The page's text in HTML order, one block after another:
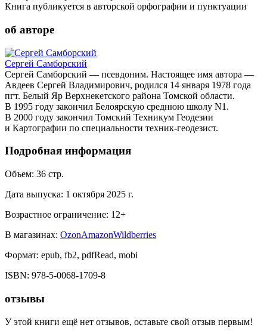
Книга публикуется в авторской орфографии и пунктуации
об авторе
Сергей Самборский
Сергей Самборский — псевдоним. Настоящее имя автора —
Авдеев Сергей Владимирович, родился 14 января 1978 года
пгт. Белый Яр Верхнекетского района Томской области.
В 1995 году закончил Белоярскую среднюю школу N1.
В 2000 году закончил Томский Техникум Геодезии
и Картографии по специальности техник-геодезист.
Подробная информация
Объем: 36 стр.
Дата выпуска: 1 октября 2025 г.
Возрастное ограничение: 12+
В магазинах: OzonAmazonWildberries
Формат: epub, fb2, pdfRead, mobi
ISBN: 978-5-0068-1709-8
отзывы
У этой книги ещё нет отзывов, оставьте свой отзыв первым!